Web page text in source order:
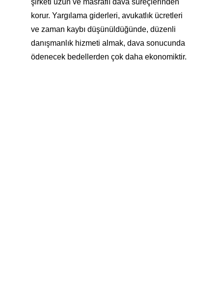
şirketi uzun ve masraflı dava süreçlerinden
korur. Yargılama giderleri, avukatlık ücretleri
ve zaman kaybı düşünüldüğünde, düzenli
danışmanlık hizmeti almak, dava sonucunda
ödenecek bedellerden çok daha ekonomiktir.